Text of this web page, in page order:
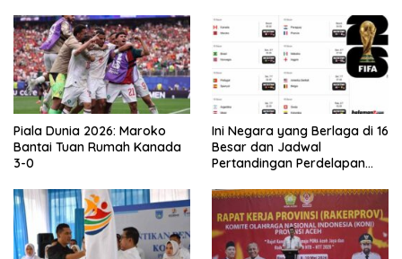
Piala Dunia 2026: Maroko
Bantai Tuan Rumah Kanada
3-0
Ini Negara yang Berlaga di 16
Besar dan Jadwal
Pertandingan Perdelapan